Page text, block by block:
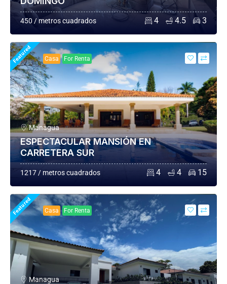
450 / metros cuadrados 4 4.5 3
Featured Casa For Renta
Managua
ESPECTACULAR MANSIÓN EN
CARRETERA SUR
1217 / metros cuadrados 4 4 15
Featured Casa For Renta
Managua